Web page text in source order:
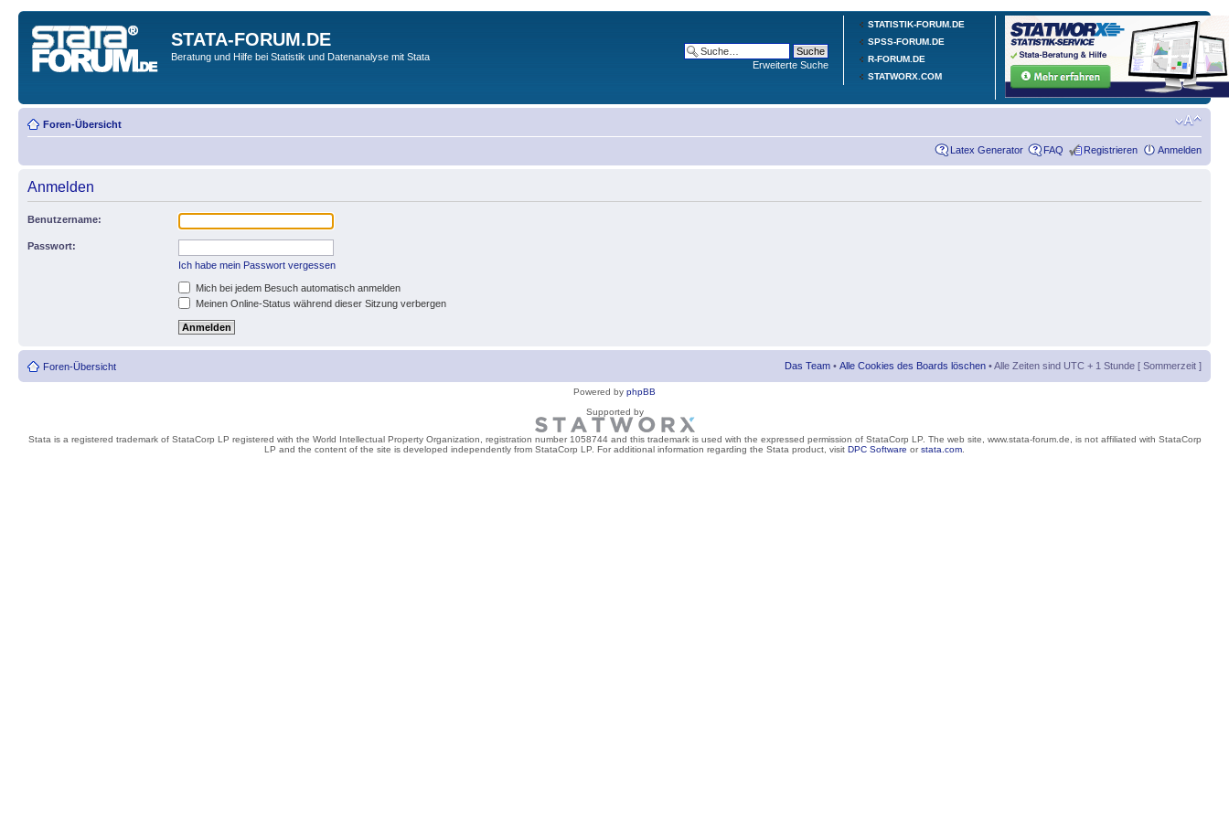
STATISTIK-FORUM.DE
SPSS-FORUM.DE
R-FORUM.DE
STATWORX.COM
STATA-FORUM.DE
Beratung und Hilfe bei Statistik und Datenanalyse mit Stata
Erweiterte Suche
Foren-Übersicht
Latex Generator FAQ Registrieren Anmelden
Anmelden
Benutzername:
Passwort:
Ich habe mein Passwort vergessen
Mich bei jedem Besuch automatisch anmelden
Meinen Online-Status während dieser Sitzung verbergen
Foren-Übersicht Das Team • Alle Cookies des Boards löschen • Alle Zeiten sind UTC + 1 Stunde [ Sommerzeit ]
Powered by phpBB
Supported by
Stata is a registered trademark of StataCorp LP registered with the World Intellectual Property Organization, registration number 1058744 and this trademark is used with the expressed permission of StataCorp LP. The web site, www.stata-forum.de, is not affiliated with StataCorp
LP and the content of the site is developed independently from StataCorp LP. For additional information regarding the Stata product, visit DPC Software orstata.com